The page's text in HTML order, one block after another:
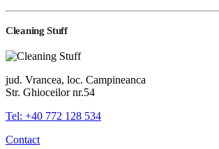
Cleaning Stuff
jud. Vrancea, loc. Campineanca
Str. Ghioceilor nr.54
Tel: +40 772 128 534
Contact